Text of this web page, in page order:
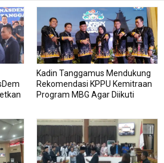
Kadin Tanggamus Mendukung
Rekomendasi KPPU Kemitraan
Program MBG Agar Diikuti